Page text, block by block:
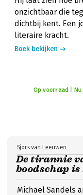
onzichtbaar die
dichtbij kent. Een
literaire kracht.
Boek bekijken
Op voorraad |
De tirannie
boodschap
Sjors van Leeuwen
Michael Sandels